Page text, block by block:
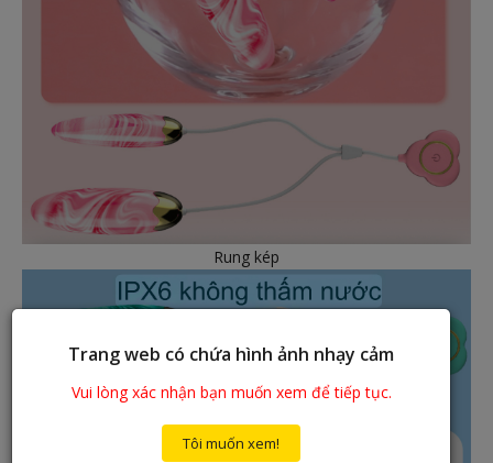
Rung kép
Trang web có chứa hình ảnh nhạy cảm
Vui lòng xác nhận bạn muốn xem để tiếp tục.
Tôi muốn xem!